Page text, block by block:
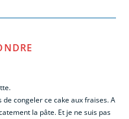
congeler ce cake aux fraises. A
la pâte. Et je ne suis pas